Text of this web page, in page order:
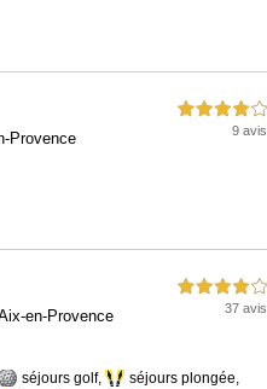
Provence
4,0 étoiles sur 5
9 avis
en-Provence
4,0 étoiles sur 5
37 avis
séjours golf, séjours plongée